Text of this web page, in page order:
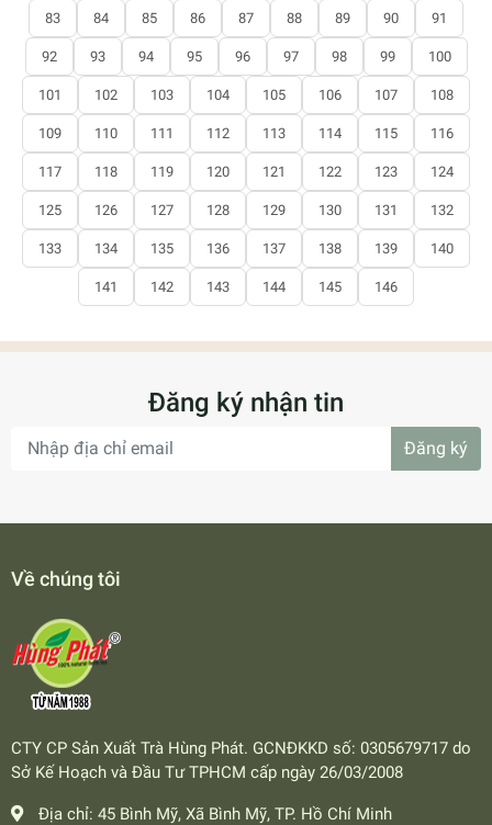
83 84 85 86 87 88 89 90 91
92 93 94 95 96 97 98 99 100
101 102 103 104 105 106 107 108
109 110 111 112 113 114 115 116
117 118 119 120 121 122 123 124
125 126 127 128 129 130 131 132
133 134 135 136 137 138 139 140
141 142 143 144 145 146
Đăng ký nhận tin
Đăng ký
Về chúng tôi
CTY CP Sản Xuất Trà Hùng Phát. GCNĐKKD số: 0305679717 do
Sở Kế Hoạch và Đầu Tư TPHCM cấp ngày 26/03/2008
Địa chỉ: 45 Bình Mỹ, Xã Bình Mỹ, TP. Hồ Chí Minh